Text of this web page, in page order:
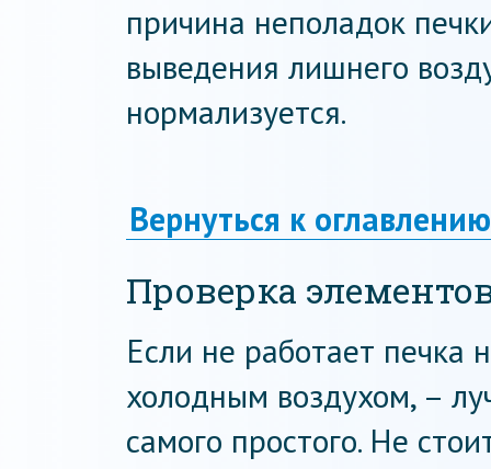
причина неполадок
выведения лишнего
нормализуется.
Вернуться к оглавлению
Проверка
Если не работает печка
холодным воздухом, –
самого простого. Не